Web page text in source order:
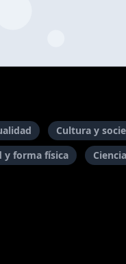
Cultura y
y forma física